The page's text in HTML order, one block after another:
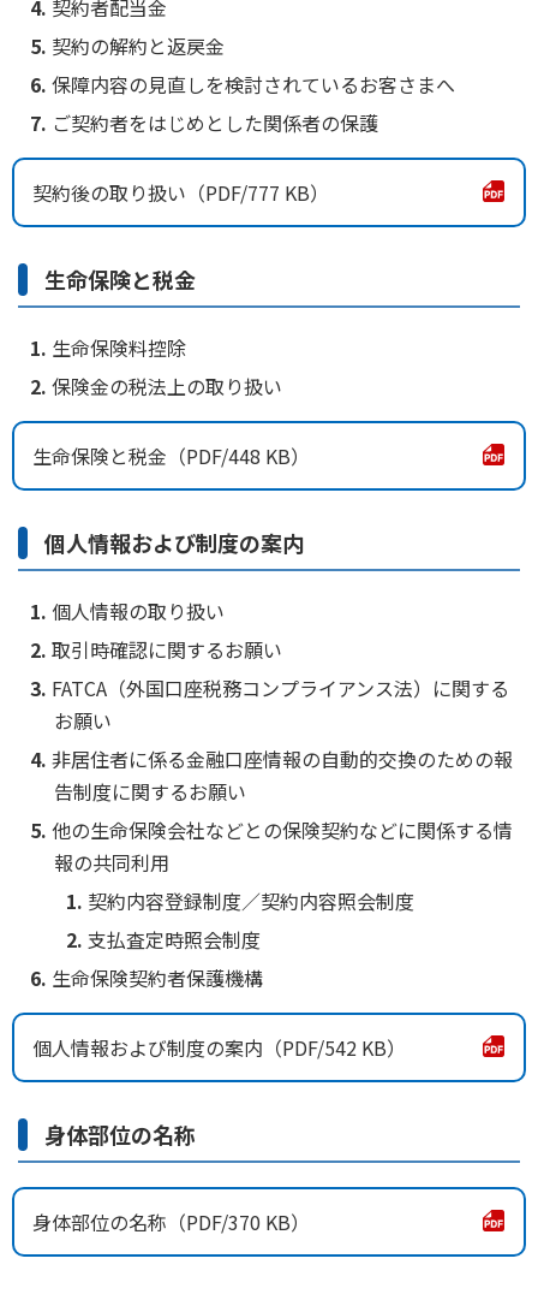
契約者配当金
契約の解約と返戻金
保障内容の見直しを検討されているお客さまへ
ご契約者をはじめとした関係者の保護
契約後の取り扱い 777 KB
生命保険と税金
生命保険料控除
保険金の税法上の取り扱い
生命保険と税金 448 KB
個人情報および制度の案内
個人情報の取り扱い
取引時確認に関するお願い
FATCA（外国口座税務コンプライアンス法）に関する
お願い
非居住者に係る金融口座情報の自動的交換のための報
告制度に関するお願い
他の生命保険会社などとの保険契約などに関係する情
報の共同利用
契約内容登録制度／契約内容照会制度
支払査定時照会制度
生命保険契約者保護機構
個人情報および制度の案内 542 KB
身体部位の名称
身体部位の名称 370 KB